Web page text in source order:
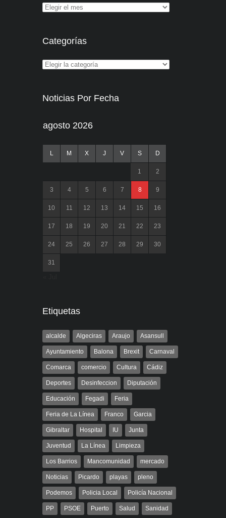
Categorías
Noticias Por Fecha
agosto 2026
L M X J V S D
1 2
3 4 5 6 7 8 9
10 11 12 13 14 15 16
17 18 19 20 21 22 23
24 25 26 27 28 29 30
31
Etiquetas
alcalde Algeciras Araujo Asansull
Ayuntamiento Balona Brexit Carnaval
Comarca comercio Cultura Cádiz
Deportes Desinfeccion Diputación
Educación Fegadi Feria
Feria de La Línea Franco Garcia
Gibraltar Hospital IU Junta
Juventud La Línea Limpieza
Los Barrios Mancomunidad mercado
Noticias Picardo playas pleno
Podemos Policia Local Policía Nacional
PP PSOE Puerto Salud Sanidad